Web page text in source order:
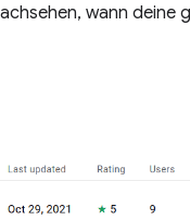
wann deine